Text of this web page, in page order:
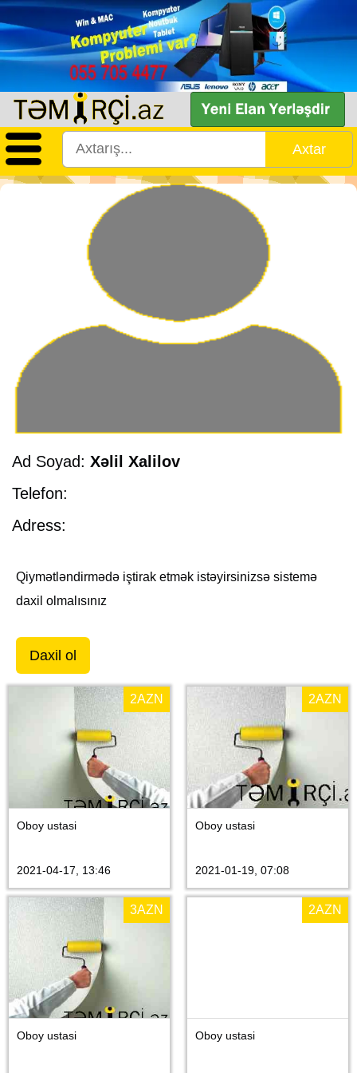
Ad Soyad: Xəlil Xalilov
Telefon:
Adress:
Qiymətləndirmədə iştirak etmək istəyirsinizsə sistemə
daxil olmalısınız
Daxil ol
2AZN
Oboy ustasi
2021-04-17, 13:46
2AZN
Oboy ustasi
2021-01-19, 07:08
3AZN
Oboy ustasi
2AZN
Oboy ustasi